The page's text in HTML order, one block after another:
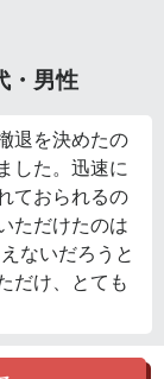
・男性
退を決めたの
した。迅速に
ておられるの
ただけたのは
ないだろうと
だけ、とても